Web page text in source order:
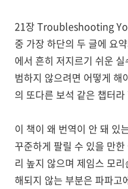
21장 Troubleshooting
중 가장 하단의 두 글에 요
에서 흔히 저지르기 쉬운
범하지 않으려면 어떻게 해
의 또다른 보석 같은 챕터
이 책이 왜 번역이 안 돼 있
꾸준하게 팔릴 수 있을 만
리 높지 않으며 제임스 모
해되지 않는 부분은 파파고